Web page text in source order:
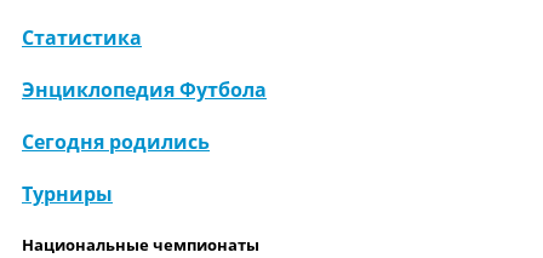
Статистика
Энциклопедия Футбола
Сегодня родились
Турниры
Национальные чемпионаты